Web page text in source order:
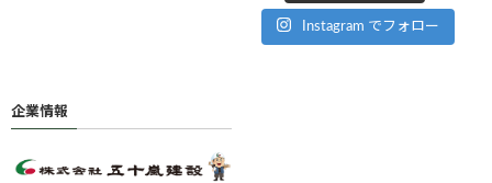
Instagram でフォロー
企業情報